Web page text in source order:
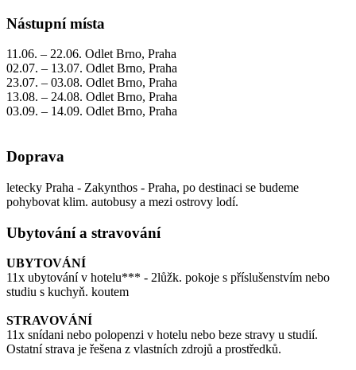
Nástupní místa
11.06. – 22.06. Odlet Brno, Praha
02.07. – 13.07. Odlet Brno, Praha
23.07. – 03.08. Odlet Brno, Praha
13.08. – 24.08. Odlet Brno, Praha
03.09. – 14.09. Odlet Brno, Praha
Doprava
letecky Praha - Zakynthos - Praha, po destinaci se budeme
pohybovat klim. autobusy a mezi ostrovy lodí.
Ubytování a stravování
UBYTOVÁNÍ
11x ubytování v hotelu*** - 2lůžk. pokoje s příslušenstvím nebo
studiu s kuchyň. koutem
STRAVOVÁNÍ
11x snídani nebo polopenzi v hotelu nebo beze stravy u studií.
Ostatní strava je řešena z vlastních zdrojů a prostředků.